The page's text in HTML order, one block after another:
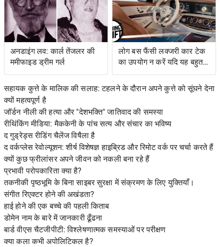
अनडाइंग लव: कार्ल तेंजलर की
ममीफाइड ड्रीम गर्ल
लोग बस फैंसी लक्जरी कार टेक
का उपयोग न करें यदि यह बहुत
जटिल है
सहायक कुत्ते के मालिक की सलाह: टहलने के दौरान अपने कुत्ते को सूंघने देना
क्यों महत्वपूर्ण है
जॉर्डन नीली की हत्या और "देशभक्ति" जातिवाद की समस्या
रीथिंकिंग मीडिया: मैककेनी के पांच सत्य और संचार का भविष्य
द गुड्रेड्स रीडिंग चैलेंज विषैला है
द वर्कप्लेस रेवोल्यूशन: शीर्ष विशेषज्ञ हाइब्रिड और रिमोट वर्क पर चर्चा करते हैं
क्यों कुछ फ्रीलांसर अपने जीवन को नकली बना रहे हैं
प्रभावी परोपकारिता क्या है?
तकनीकी पृष्ठभूमि के बिना साइबर सुरक्षा में संक्रमण के लिए युक्तियाँ।
संगीत रिएक्टर होने की अखंडता?
हाई होने की एक बच्चे की पहली किताब
डोमेन नाम के बारे में जानकारी ढूँढना
बार्ड वीएस चैटजीपीटी: विश्लेषणात्मक समस्याओं पर परीक्षण
क्या कला कभी अपोलिटिकल है?